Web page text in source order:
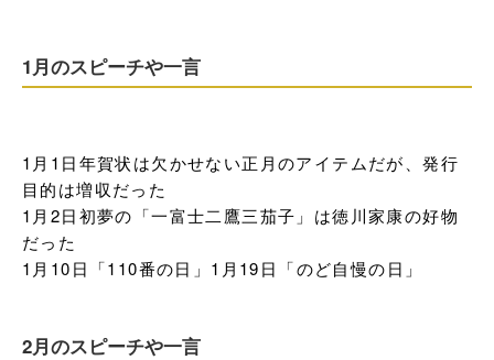
1月のスピーチや一言
1月1日年賀状は欠かせない正月のアイテムだが、発行
目的は増収だった
1月2日初夢の「一富士二鷹三茄子」は徳川家康の好物
だった
1月10日「110番の日」1月19日「のど自慢の日」
2月のスピーチや一言